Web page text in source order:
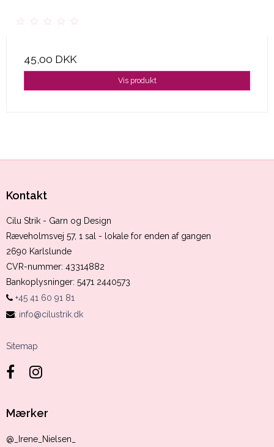
45,00 DKK
Vis produkt
Kontakt
Cilu Strik - Garn og Design
Ræveholmsvej 57, 1 sal - lokale for enden af gangen
2690 Karlslunde
CVR-nummer: 43314882
Bankoplysninger: 5471 2440573
+45 41 60 91 81
: info@cilustrik.dk
Sitemap
Mærker
@_Irene_Nielsen_